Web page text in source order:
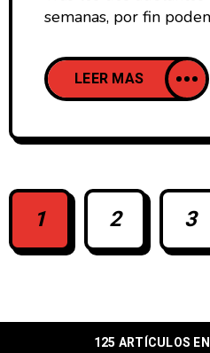
semanas, por fin
de uno de los tótems
como son Vetusta
cuarto álbum de
editado por su
LEER MAS
1 2 3
125 ARTÍCULOS